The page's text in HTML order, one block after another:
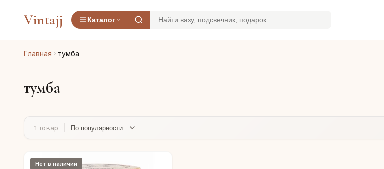
Vintajj Каталог
Главная тумба
тумба
1 товар
Нет в наличии